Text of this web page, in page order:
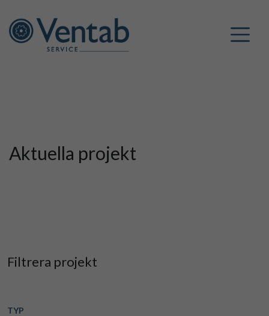
Aktuella projekt
Filtrera projekt
TYP